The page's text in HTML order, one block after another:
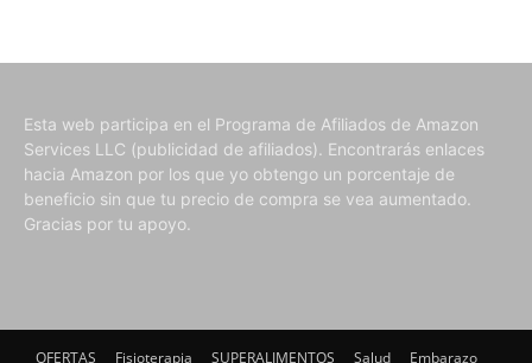
Esta web participa en el Programa de Afiliados de Amazon
Services LLC (publicidad de afiliados). Encontrarás enlaces
hacia Amazon por los que yo obtengo un porcentaje de
beneficio sin que tu precio de compra se vea aumentado.
Gracias por tu apoyo.
OFERTAS Fisioterapia SUPERALIMENTOS Salud Embarazo